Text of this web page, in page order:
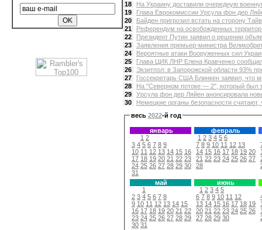
18
На Украину доставили очередную
19
Глава Еврокомиссии Урсула фон дер
20
Байден пригрозил встать на сторону
21
Референдум на освобожденных
22
Президент Путин заявил о решении
23
Заявления премьер-министра
24
Вероятные атаки Вооруженных сил
25
Глава ЦИК ЛНР Елена Кравченко
26
Экзитпол: в Запорожской области 93%
27
Госсекретарь США Блинкен заявил, что
28
На "Северном потоке — 2", который был
29
Урсула фон дер Ляйен анонсировала
30
Немецкие органы безопасности считают,
весь 2022-й год
январь
1 2
3 4 5 6 7 8 9
10 11 12 13 14 15 16
17 18 19 20 21 22 23
24 25 26 27 28 29 30
31
февраль
1 2 3 4 5 6
7 8 9 10 11 12 13
14 15 16 17 18 19 20
21 22 23 24 25 26 27
28
май
1
2 3 4 5 6 7 8
9 10 11 12 13 14 15
16 17 18 19 20 21 22
23 24 25 26 27 28 29
30 31
июнь
1 2 3 4 5
6 7 8 9 10 11 12
13 14 15 16 17 18 19
20 21 22 23 24 25 26
27 28 29 30